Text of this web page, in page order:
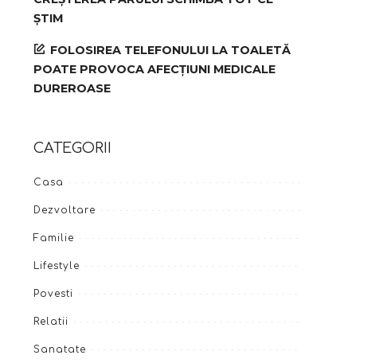
ȘTIM
FOLOSIREA TELEFONULUI LA TOALETĂ
POATE PROVOCA AFECȚIUNI MEDICALE
DUREROASE
CATEGORII
Casa
Dezvoltare
Familie
Lifestyle
Povesti
Relatii
Sanatate